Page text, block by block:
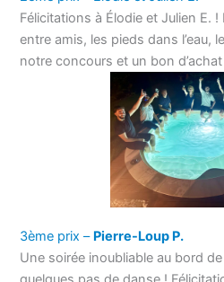
Félicitations à Élodie et Julien E.
entre amis, les pieds dans l’eau,
notre concours et un bon
3ème prix – Pierre-Loup P.
Une soirée inoubliable au bord